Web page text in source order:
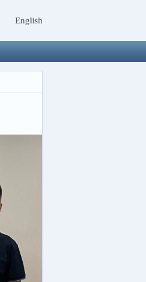
English